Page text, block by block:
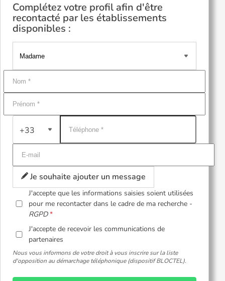
Complétez votre profil afin d'être
recontacté par les établissements
disponibles :
+33
Je souhaite ajouter un message
J'accepte que les informations saisies soient utilisées
pour me recontacter dans le cadre de ma recherche -
RGPD
J'accepte de recevoir les communications de
partenaires
Nous vous informons de votre droit à vous inscrire sur la liste
d'opposition au démarchage téléphonique (dispositif BLOCTEL).